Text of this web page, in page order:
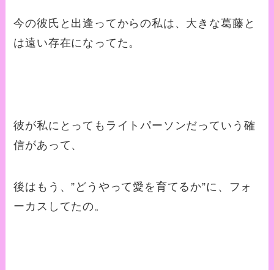
今の彼氏と出逢ってからの私は、大きな葛藤と
は遠い存在になってた。
彼が私にとってもライトパーソンだっていう確
信があって、
後はもう、”どうやって愛を育てるか”に、フォ
ーカスしてたの。